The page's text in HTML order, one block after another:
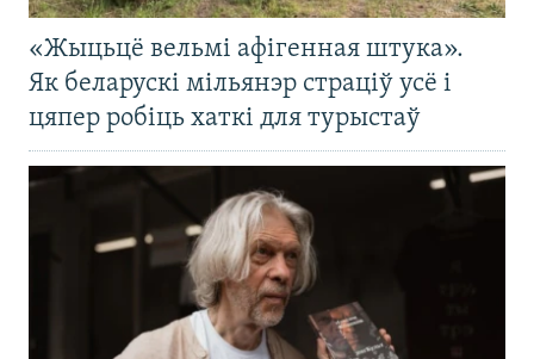
«Жыцьцё вельмі афігенная штука».
Як беларускі мільянэр страціў усё і
цяпер робіць хаткі для турыстаў